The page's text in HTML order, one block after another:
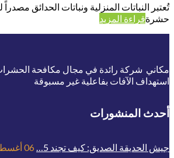
تُعتبر النباتات المنزلية ونباتات الحدائق
حشرةقراءة المزيد
مكاني شركة رائدة في مجال مكافحة الحشرات
استهداف الآفات بفاعلية غير مسبوقة
أحدث المنشورات
جيش الحديقة الصديق: كيف تجند 5… 06 أغسطس 26